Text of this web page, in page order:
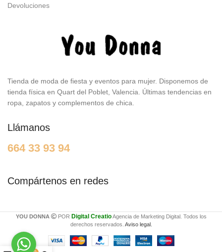
Devoluciones
Tienda de moda de fiesta y eventos para mujer. Disponemos de
tienda física en Quart del Poblet, Valencia. Últimas tendencias en
ropa, zapatos y complementos de chica.
Llámanos
664 33 93 94
Compártenos en redes
YOU DONNA POR Digital CreatioAgencia de Marketing Digital. Todos los
derechos reservados. Aviso legal.